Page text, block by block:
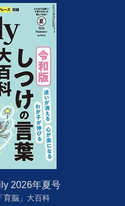
2026年夏号
育脳」大百科